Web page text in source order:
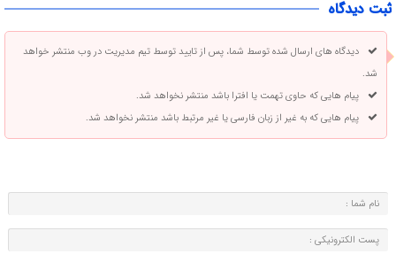
ثبت دیدگاه
دیدگاه های ارسال شده توسط شما، پس از تایید توسط تیم مدیریت در وب منتشر خواهد
شد.
پیام هایی که حاوی تهمت یا افترا باشد منتشر نخواهد شد.
پیام هایی که به غیر از زبان فارسی یا غیر مرتبط باشد منتشر نخواهد شد.